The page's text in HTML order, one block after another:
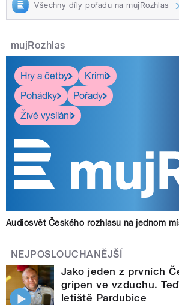
Všechny díly pořadu na mujRozhlas
mujRozhlas
Hry a četby
Krimi
Pohádky
Pořady
Živé vysílání
Audiosvět Českého rozhlasu na jednom
NEJPOSLOUCHANĚJŠÍ
Jako jeden z prvních
gripen ve vzduchu.
letiště Pardubice